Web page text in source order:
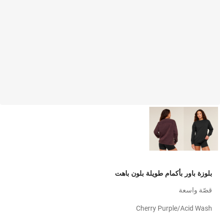
بلوزة باور بأكمام طويلة بلون باهت
قصّة واسعة
Cherry Purple/acid Wash